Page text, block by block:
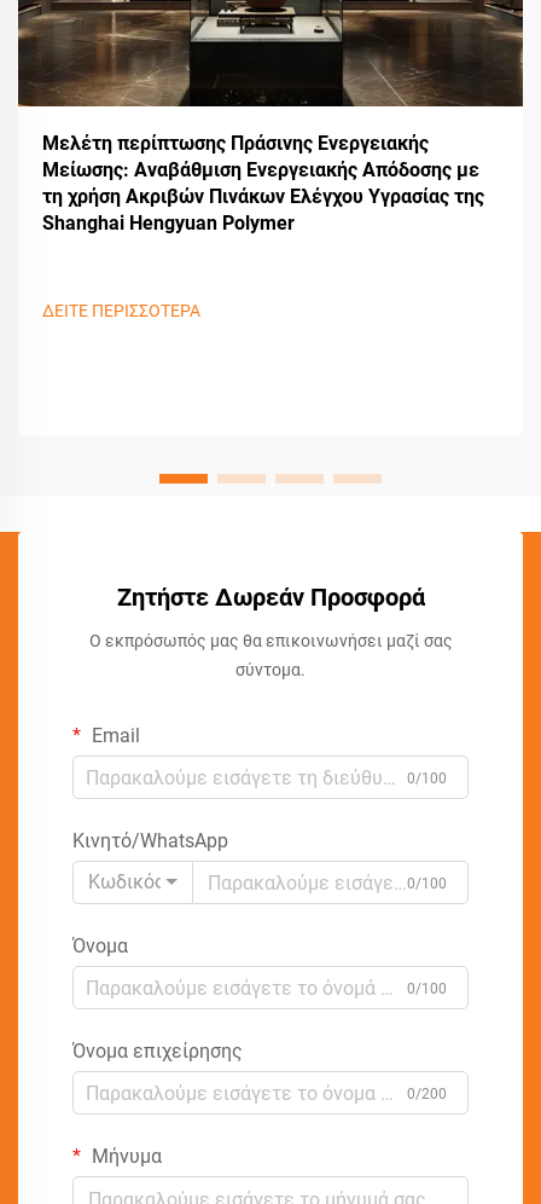
Μελέτη περίπτωσης Πράσινης Ενεργειακής
Μείωσης: Αναβάθμιση Ενεργειακής Απόδοσης με
τη χρήση Ακριβών Πινάκων Ελέγχου Υγρασίας της
Shanghai Hengyuan Polymer
ΔΕΙΤΕ ΠΕΡΙΣΣΟΤΕΡΑ
Ζητήστε Δωρεάν Προσφορά
Ο εκπρόσωπός μας θα επικοινωνήσει μαζί σας
σύντομα.
Email
0/100
Κινητό/WhatsApp
Κωδικός
0/100
Όνομα
0/100
Όνομα επιχείρησης
0/200
Μήνυμα